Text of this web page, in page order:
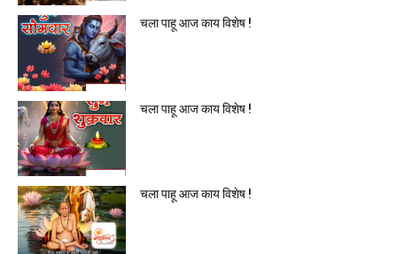
चला पाहू आज काय विशेष !
चला पाहू आज काय विशेष !
चला पाहू आज काय विशेष !